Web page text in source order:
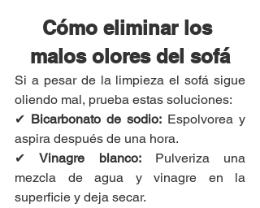
Cómo eliminar los
malos olores del sofá
Si a pesar de la limpieza el sofá sigue
oliendo mal, prueba estas soluciones:
✔ Bicarbonato de sodio: Espolvorea y
aspira después de una hora.
✔ Vinagre blanco: Pulveriza una
mezcla de agua y vinagre en la
superficie y deja secar.